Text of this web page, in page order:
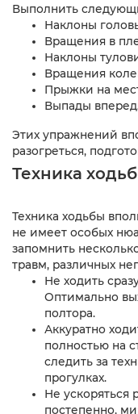
Выполнить
Наклоны
Вращения в
Наклоны
Вращения
Прыжки на
Выпады
Этих упражнений
разогреться,
Техника
Техника ходьбы
не имеет особых
запомнить
травм, различных
Не ходить
Оптимально
полтора.
Аккуратно
полностью на
следить за
прогулках.
Не ускоряться
постепенно,